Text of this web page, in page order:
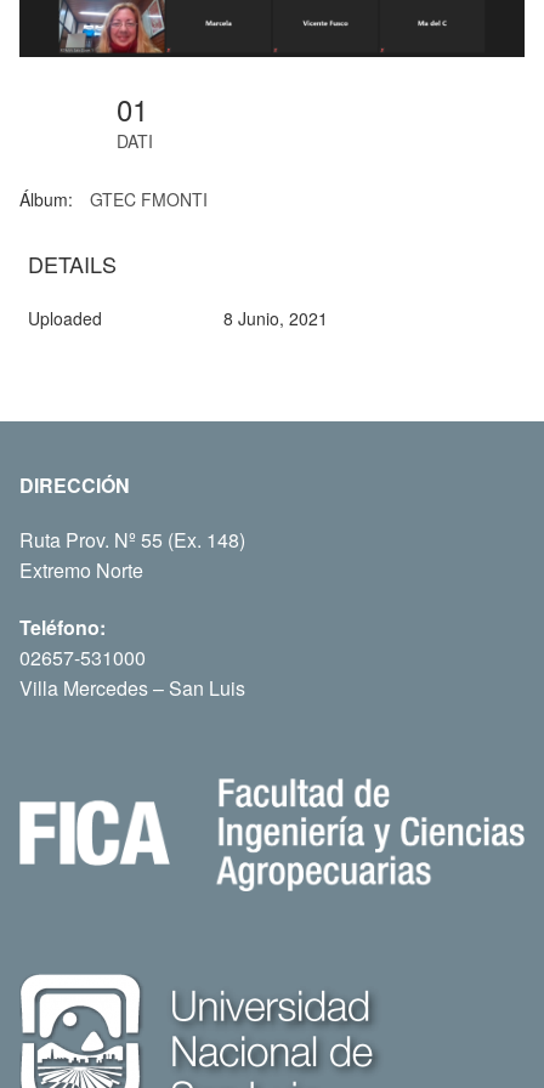
01
DATI
Álbum: GTEC FMONTI
DETAILS
Uploaded 8 Junio, 2021
DIRECCIÓN
Ruta Prov. Nº 55 (Ex. 148)
Extremo Norte
Teléfono:
02657-531000
Villa Mercedes – San Luis